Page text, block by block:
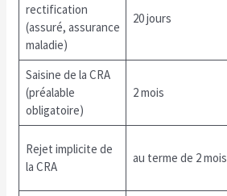
rectification
(assuré, assurance
maladie)
20 jours
Saisine de la CRA
(préalable
obligatoire)
2 mois
Rejet implicite de
la CRA
au terme de 2 mois